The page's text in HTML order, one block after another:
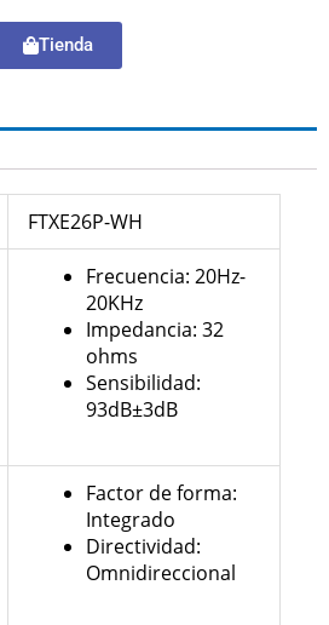
Tienda
FTXE26P-WH
Frecuencia: 20Hz-
20KHz
Impedancia: 32
ohms
Sensibilidad:
93dB±3dB
Factor de forma:
Integrado
Directividad:
Omnidireccional